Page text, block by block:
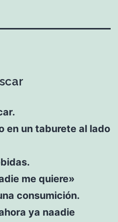
en un taburete al lado
me quiere»
consumición.
ya naadie